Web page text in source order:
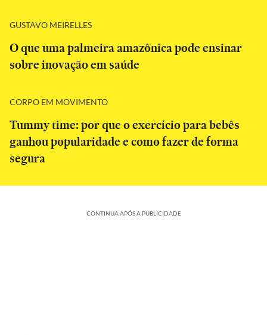
GUSTAVO MEIRELLES
O que uma palmeira amazônica pode ensinar
sobre inovação em saúde
CORPO EM MOVIMENTO
Tummy time: por que o exercício para bebês
ganhou popularidade e como fazer de forma
segura
CONTINUA APÓS A PUBLICIDADE